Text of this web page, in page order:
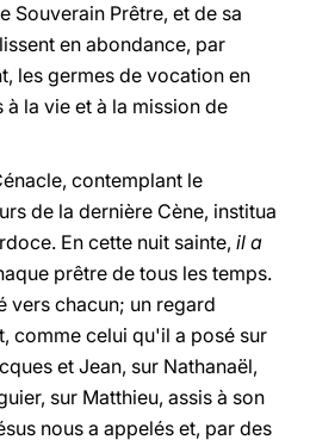
Souverain Prêtre, et de sa
en abondance, par
les germes de vocation en
la vie et à la mission de
contemplant le
de la dernière Cène, institua
En cette nuit sainte, il a
prêtre de tous les temps.
vers chacun; un regard
comme celui qu'il a posé sur
et Jean, sur Nathanaël,
sur Matthieu, assis à son
nous a appelés et, par des